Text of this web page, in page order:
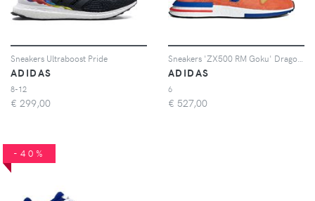
Sneakers Ultraboost Pride
ADIDAS
8-12
€ 299,00
ADIDAS
6
€ 527,00
-40%